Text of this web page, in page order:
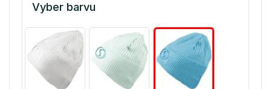
Vyber barvu